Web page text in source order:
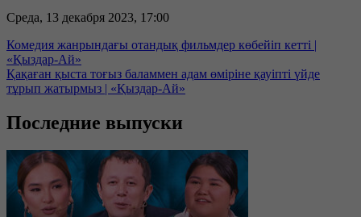
Среда, 13 декабря 2023, 17:00
Комедия жанрындағы отандық фильмдер көбейіп кетті |
«Қыздар-Ай»
Қақаған қыста тоғыз баламмен адам өміріне қауіпті үйде
тұрып жатырмыз | «Қыздар-Ай»
Последние выпуски